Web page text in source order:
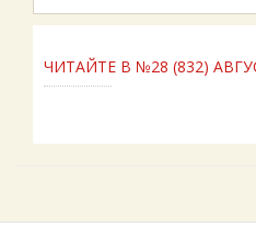
ЧИТАЙТЕ В №28 (832)